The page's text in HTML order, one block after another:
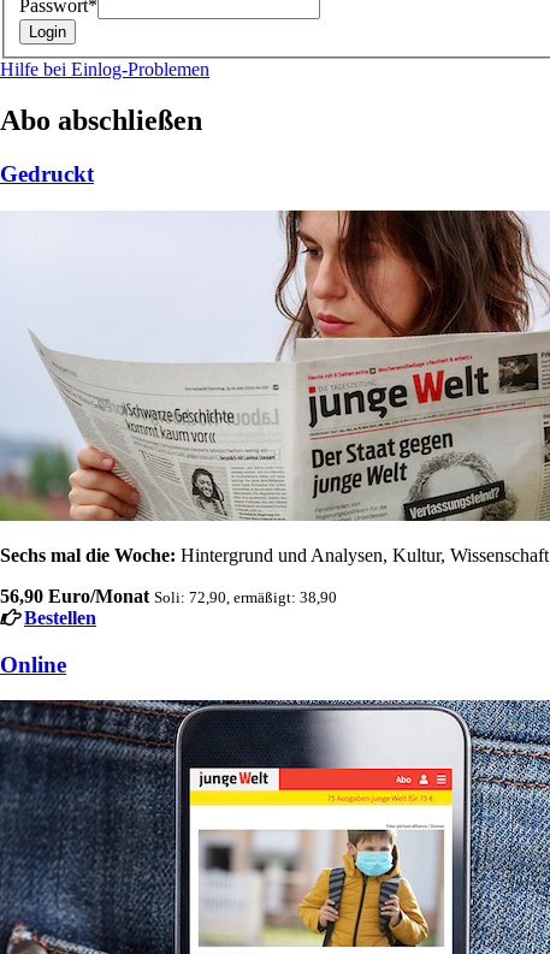
Passwort*
Hilfe bei Einlog-Problemen
Abo abschließen
Gedruckt
Sechs mal die Woche: Hintergrund und Analysen, Kultur,
56,90 Euro/Monat Soli: 72,90, ermäßigt: 38,90
Bestellen
Online